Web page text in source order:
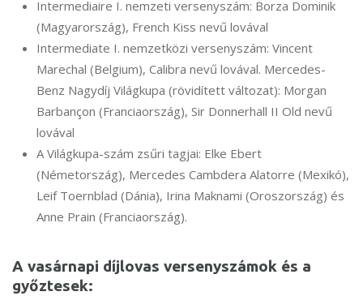
Intermediaire I. nemzeti versenyszám: Borza Dominik
(Magyarország), French Kiss nevű lovával
Intermediate I. nemzetközi versenyszám: Vincent
Marechal (Belgium), Calibra nevű lovával. Mercedes-
Benz Nagydíj Világkupa (rövidített változat): Morgan
Barbançon (Franciaország), Sir Donnerhall II Old nevű
lovával
A Világkupa-szám zsűri tagjai: Elke Ebert
(Németország), Mercedes Cambdera Alatorre (Mexikó),
Leif Toernblad (Dánia), Irina Maknami (Oroszország) és
Anne Prain (Franciaország).
A vasárnapi díjlovas versenyszámok és a
győztesek: